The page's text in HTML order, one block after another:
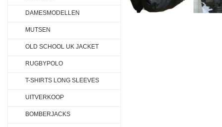
DAMESMODELLEN
MUTSEN
OLD SCHOOL UK JACKET
RUGBYPOLO
T-SHIRTS LONG SLEEVES
UITVERKOOP
BOMBERJACKS